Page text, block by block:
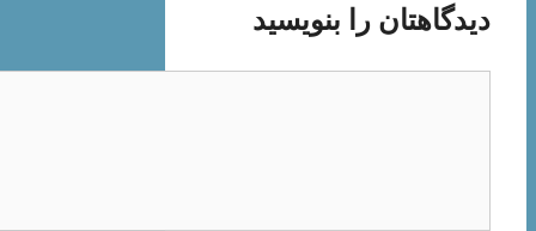
دیدگاهتان را بنویسید